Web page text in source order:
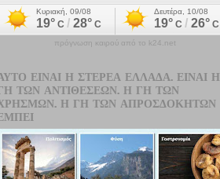
πρόγνωση καιρού από το k24.net
ΕΊΝΑΙ Η ΣΤΕΡΕΆ ΕΛΛΆΔΑ. ΕΊΝΑΙ Η
ΤΩΝ ΑΝΤΙΘΈΣΕΩΝ. Η ΓΗ ΤΩΝ
Η ΓΗ ΤΩΝ ΑΠΡΟΣΔΌΚΗΤΩΝ